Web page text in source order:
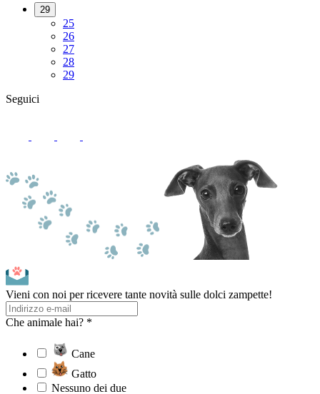
29
25
26
27
28
29
Seguici
Vieni con noi per ricevere tante novità sulle dolci zampette!
Che animale hai? *
Cane
Gatto
Nessuno dei due